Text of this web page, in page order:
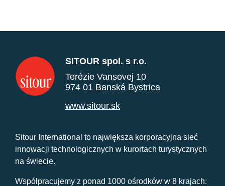
SITOUR spol. s r.o.
Terézie Vansovej 10
974 01 Banská Bystrica
www.sitour.sk
Sitour International to największa korporacyjna sieć
innowacji technologicznych w kurortach turystycznych
na świecie.
Współpracujemy z ponad 1000 ośrodków w 8 krajach: